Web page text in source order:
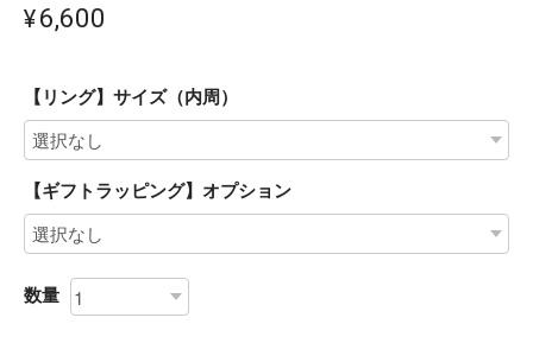
¥6,600
【リング】サイズ（内周）
【ギフトラッピング】オプション
数量